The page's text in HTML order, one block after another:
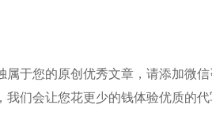
属于您的原创优秀文章，请添加微
我们会让您花更少的钱体验优质的代